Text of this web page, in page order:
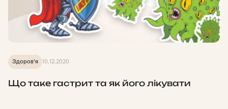
Здоров'я 10.12.2020
Що таке гастрит та як його лікувати